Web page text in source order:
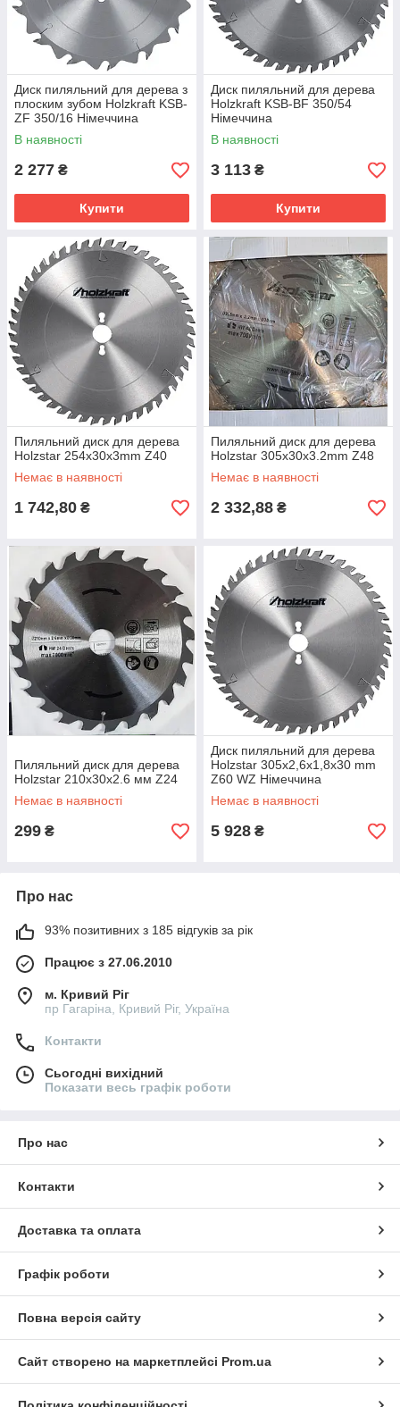
Диск пиляльний для дерева з
плоским зубом Holzkraft KSB-
ZF 350/16 Німеччина
В наявності
2 277 ₴
Купити
Диск пиляльний для дерева
Holzkraft KSB-BF 350/54
Німеччина
В наявності
3 113 ₴
Купити
Пиляльний диск для дерева
Holzstar 254x30x3mm Z40
Немає в наявності
1 742,80 ₴
Пиляльний диск для дерева
Holzstar 305x30x3.2mm Z48
Немає в наявності
2 332,88 ₴
Пиляльний диск для дерева
Holzstar 210x30x2.6 мм Z24
Немає в наявності
299 ₴
Диск пиляльний для дерева
Holzstar 305x2,6x1,8x30 mm
Z60 WZ Німеччина
Немає в наявності
5 928 ₴
Про нас
93% позитивних з 185 відгуків за рік
Працює з 27.06.2010
м. Кривий Ріг
пр Гагаріна, Кривий Ріг, Україна
Контакти
Сьогодні вихідний
Показати весь графік роботи
Про нас
Контакти
Доставка та оплата
Графік роботи
Повна версія сайту
Сайт створено на маркетплейсі Prom.ua